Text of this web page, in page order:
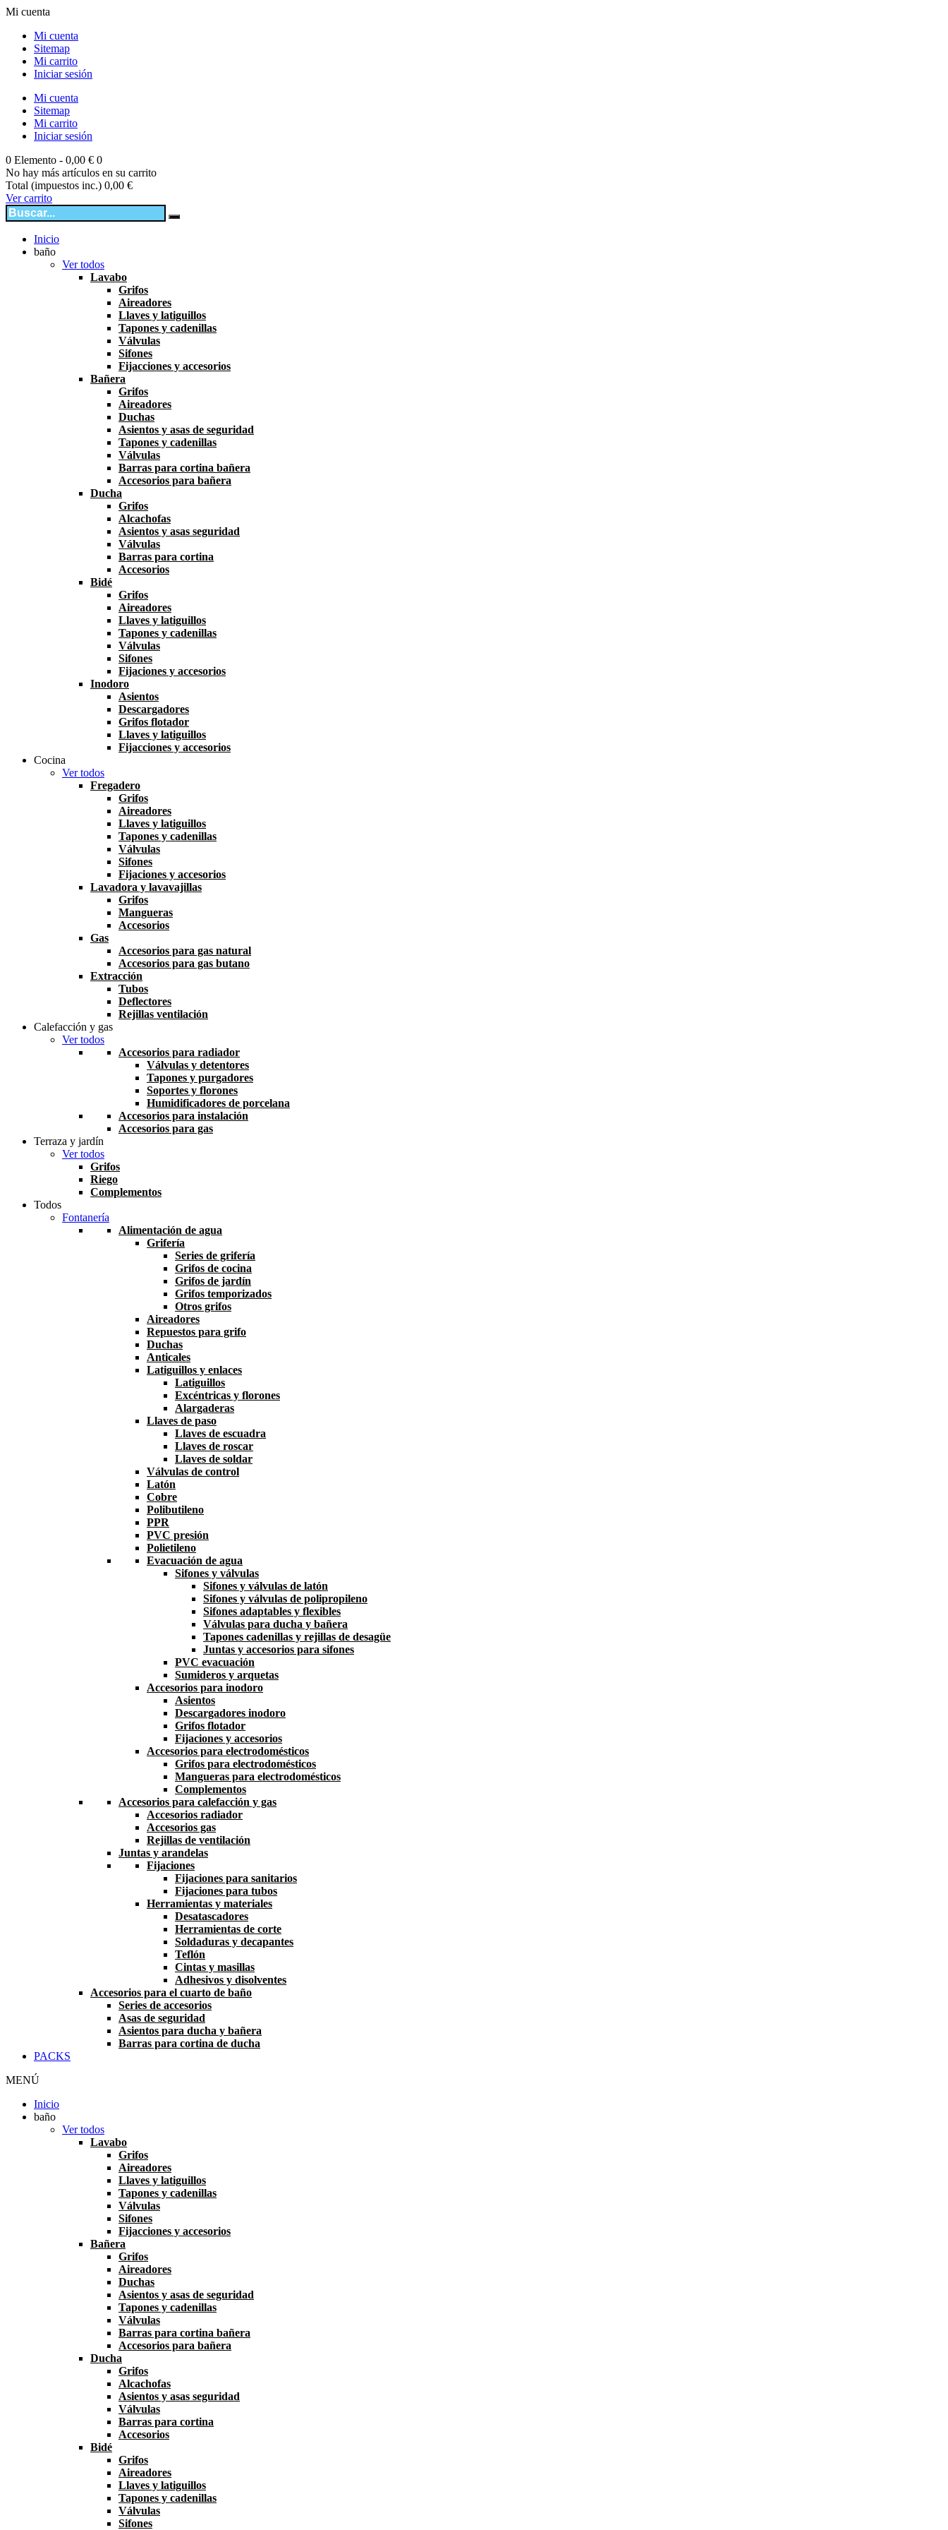
Mi cuenta
Mi cuenta
Sitemap
Mi carrito
Iniciar sesión
Mi cuenta
Sitemap
Mi carrito
Iniciar sesión
0 Elemento - 0,00 € 0
No hay más artículos en su carrito
Total (impuestos inc.) 0,00 €
Ver carrito
Inicio
baño
Ver todos
Lavabo
Grifos
Aireadores
Llaves y latiguillos
Tapones y cadenillas
Válvulas
Sifones
Fijacciones y accesorios
Bañera
Grifos
Aireadores
Duchas
Asientos y asas de seguridad
Tapones y cadenillas
Válvulas
Barras para cortina bañera
Accesorios para bañera
Ducha
Grifos
Alcachofas
Asientos y asas seguridad
Válvulas
Barras para cortina
Accesorios
Bidé
Grifos
Aireadores
Llaves y latiguillos
Tapones y cadenillas
Válvulas
Sifones
Fijaciones y accesorios
Inodoro
Asientos
Descargadores
Grifos flotador
Llaves y latiguillos
Fijacciones y accesorios
Cocina
Ver todos
Fregadero
Grifos
Aireadores
Llaves y latiguillos
Tapones y cadenillas
Válvulas
Sifones
Fijaciones y accesorios
Lavadora y lavavajillas
Grifos
Mangueras
Accesorios
Gas
Accesorios para gas natural
Accesorios para gas butano
Extracción
Tubos
Deflectores
Rejillas ventilación
Calefacción y gas
Ver todos
Accesorios para radiador
Válvulas y detentores
Tapones y purgadores
Soportes y florones
Humidificadores de porcelana
Accesorios para instalación
Accesorios para gas
Terraza y jardín
Ver todos
Grifos
Riego
Complementos
Todos
Fontanería
Alimentación de agua
Grifería
Series de grifería
Grifos de cocina
Grifos de jardín
Grifos temporizados
Otros grifos
Aireadores
Repuestos para grifo
Duchas
Anticales
Latiguillos y enlaces
Latiguillos
Excéntricas y florones
Alargaderas
Llaves de paso
Llaves de escuadra
Llaves de roscar
Llaves de soldar
Válvulas de control
Latón
Cobre
Polibutileno
PPR
PVC presión
Polietileno
Evacuación de agua
Sifones y válvulas
Sifones y válvulas de latón
Sifones y válvulas de polipropileno
Sifones adaptables y flexibles
Válvulas para ducha y bañera
Tapones cadenillas y rejillas de desagüe
Juntas y accesorios para sifones
PVC evacuación
Sumideros y arquetas
Accesorios para inodoro
Asientos
Descargadores inodoro
Grifos flotador
Fijaciones y accesorios
Accesorios para electrodomésticos
Grifos para electrodomésticos
Mangueras para electrodomésticos
Complementos
Accesorios para calefacción y gas
Accesorios radiador
Accesorios gas
Rejillas de ventilación
Juntas y arandelas
Fijaciones
Fijaciones para sanitarios
Fijaciones para tubos
Herramientas y materiales
Desatascadores
Herramientas de corte
Soldaduras y decapantes
Teflón
Cintas y masillas
Adhesivos y disolventes
Accesorios para el cuarto de baño
Series de accesorios
Asas de seguridad
Asientos para ducha y bañera
Barras para cortina de ducha
PACKS
MENÚ
Inicio
baño
Ver todos
Lavabo
Grifos
Aireadores
Llaves y latiguillos
Tapones y cadenillas
Válvulas
Sifones
Fijacciones y accesorios
Bañera
Grifos
Aireadores
Duchas
Asientos y asas de seguridad
Tapones y cadenillas
Válvulas
Barras para cortina bañera
Accesorios para bañera
Ducha
Grifos
Alcachofas
Asientos y asas seguridad
Válvulas
Barras para cortina
Accesorios
Bidé
Grifos
Aireadores
Llaves y latiguillos
Tapones y cadenillas
Válvulas
Sifones